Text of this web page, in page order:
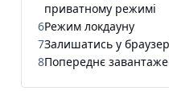
приватному режимі
6Режим локдауну
7Залишатись у
8Попереднє